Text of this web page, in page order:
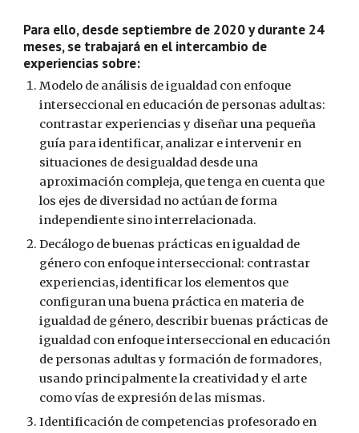
Para ello, desde septiembre de 2020 y durante 24
meses, se trabajará en el intercambio de
experiencias sobre:
Modelo de análisis de igualdad con enfoque
interseccional en educación de personas adultas:
contrastar experiencias y diseñar una pequeña
guía para identificar, analizar e intervenir en
situaciones de desigualdad desde una
aproximación compleja, que tenga en cuenta que
los ejes de diversidad no actúan de forma
independiente sino interrelacionada.
Decálogo de buenas prácticas en igualdad de
género con enfoque interseccional: contrastar
experiencias, identificar los elementos que
configuran una buena práctica en materia de
igualdad de género, describir buenas prácticas de
igualdad con enfoque interseccional en educación
de personas adultas y formación de formadores,
usando principalmente la creatividad y el arte
como vías de expresión de las mismas.
Identificación de competencias profesorado en